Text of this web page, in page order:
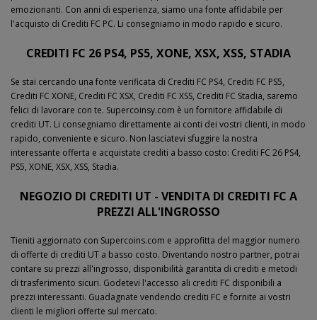
emozionanti. Con anni di esperienza, siamo una fonte affidabile per
l'acquisto di Crediti FC PC. Li consegniamo in modo rapido e sicuro.
CREDITI FC 26 PS4, PS5, XONE, XSX, XSS, STADIA
Se stai cercando una fonte verificata di Crediti FC PS4, Crediti FC PS5,
Crediti FC XONE, Crediti FC XSX, Crediti FC XSS, Crediti FC Stadia, saremo
felici di lavorare con te. Supercoinsy.com è un fornitore affidabile di
crediti UT. Li consegniamo direttamente ai conti dei vostri clienti, in modo
rapido, conveniente e sicuro. Non lasciatevi sfuggire la nostra
interessante offerta e acquistate crediti a basso costo: Crediti FC 26 PS4,
PS5, XONE, XSX, XSS, Stadia.
NEGOZIO DI CREDITI UT - VENDITA DI CREDITI FC A
PREZZI ALL'INGROSSO
Tieniti aggiornato con Supercoins.com e approfitta del maggior numero
di offerte di crediti UT a basso costo. Diventando nostro partner, potrai
contare su prezzi all'ingrosso, disponibilità garantita di crediti e metodi
di trasferimento sicuri. Godetevi l'accesso ali crediti FC disponibili a
prezzi interessanti. Guadagnate vendendo crediti FC e fornite ai vostri
clienti le migliori offerte sul mercato.